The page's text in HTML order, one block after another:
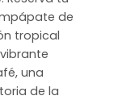
de
tropical
una
de la